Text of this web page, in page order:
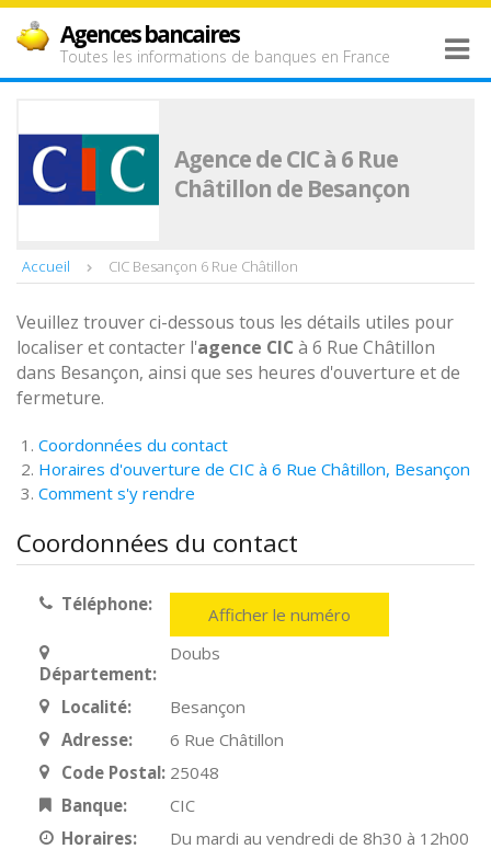
Agences bancaires
Toutes les informations de banques en France
Agence de CIC à 6 Rue
Châtillon de Besançon
Accueil CIC Besançon 6 Rue Châtillon
Veuillez trouver ci-dessous tous les détails utiles pour
localiser et contacter l'agence CIC à 6 Rue Châtillon
dans Besançon, ainsi que ses heures d'ouverture et de
fermeture.
Coordonnées du contact
Horaires d'ouverture de CIC à 6 Rue Châtillon, Besançon
Comment s'y rendre
Coordonnées du contact
Téléphone: Afficher le numéro
Département:
Doubs
Localité:
Besançon
Adresse:
6 Rue Châtillon
Code Postal: 25048
Banque:
CIC
Horaires:
Du mardi au vendredi de 8h30 à 12h00